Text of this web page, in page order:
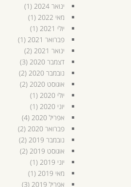
ינואר 2024
(1)
מאי 2022
(1)
יולי 2021
(1)
פברואר 2021
(1)
ינואר 2021
(2)
דצמבר 2020
(3)
נובמבר 2020
(2)
אוגוסט 2020
(2)
יולי 2020
(1)
יוני 2020
(1)
אפריל 2020
(4)
פברואר 2020
(2)
נובמבר 2019
(2)
אוגוסט 2019
(2)
יוני 2019
(1)
מאי 2019
(1)
אפריל 2019
(3)